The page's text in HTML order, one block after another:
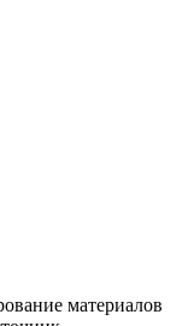
материалов